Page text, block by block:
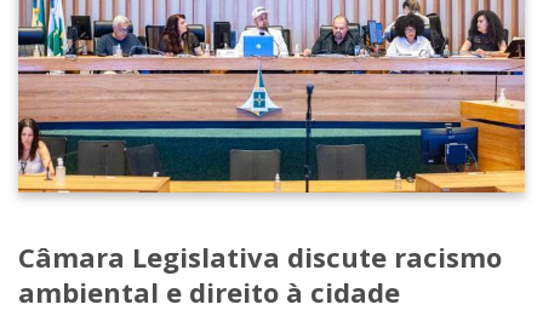
Câmara Legislativa discute racismo
ambiental e direito à cidade